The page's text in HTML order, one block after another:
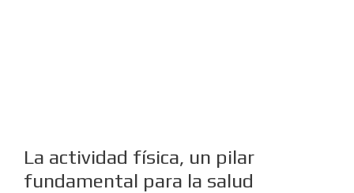
La actividad física, un pilar
fundamental para la salud